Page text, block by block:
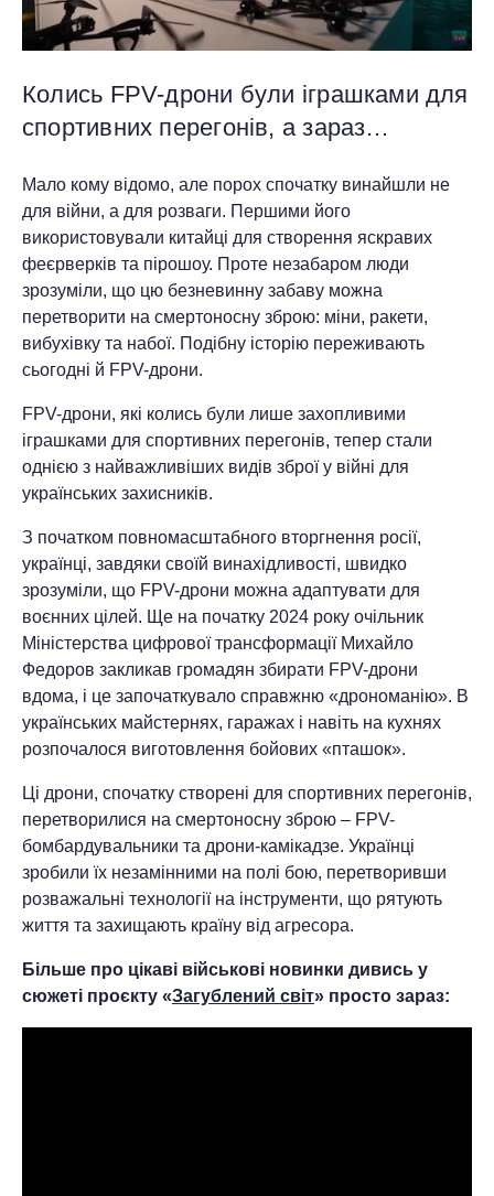
Колись FPV-дрони були іграшками для
спортивних перегонів, а зараз…
Мало кому відомо, але порох спочатку винайшли не
для війни, а для розваги. Першими його
використовували китайці для створення яскравих
феєрверків та пірошоу. Проте незабаром люди
зрозуміли, що цю безневинну забаву можна
перетворити на смертоносну зброю: міни, ракети,
вибухівку та набої. Подібну історію переживають
сьогодні й FPV-дрони.
FPV-дрони, які колись були лише захопливими
іграшками для спортивних перегонів, тепер стали
однією з найважливіших видів зброї у війні для
українських захисників.
З початком повномасштабного вторгнення росії,
українці, завдяки своїй винахідливості, швидко
зрозуміли, що FPV-дрони можна адаптувати для
воєнних цілей. Ще на початку 2024 року очільник
Міністерства цифрової трансформації Михайло
Федоров закликав громадян збирати FPV-дрони
вдома, і це започаткувало справжню «дрономанію». В
українських майстернях, гаражах і навіть на кухнях
розпочалося виготовлення бойових «пташок».
Ці дрони, спочатку створені для спортивних перегонів,
перетворилися на смертоносну зброю – FPV-
бомбардувальники та дрони-камікадзе. Українці
зробили їх незамінними на полі бою, перетворивши
розважальні технології на інструменти, що рятують
життя та захищають країну від агресора.
Більше про цікаві військові новинки дивись у
сюжеті проєкту «Загублений світ» просто зараз: